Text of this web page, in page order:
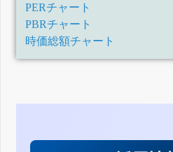
PERチャート
PBRチャート
時価総額チャート